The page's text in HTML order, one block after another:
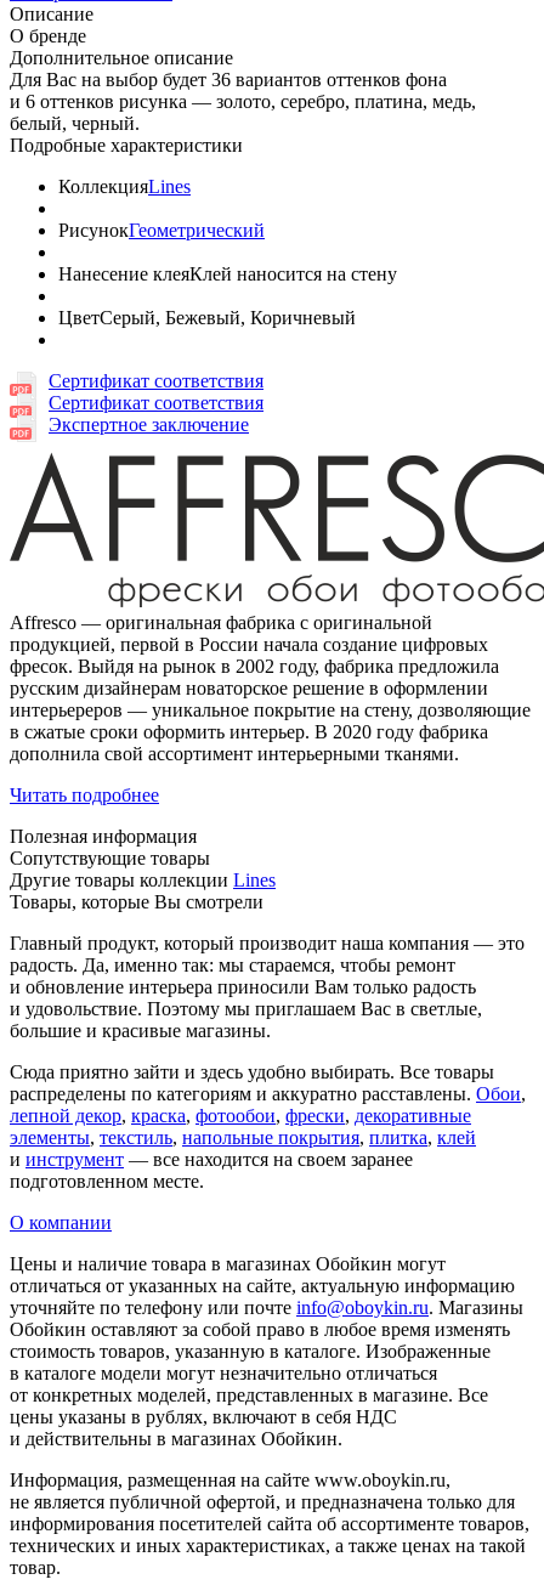
Описание
О бренде
Дополнительное описание
Для Вас на выбор будет 36 вариантов оттенков фона
и 6 оттенков рисунка — золото, серебро, платина, медь,
белый, черный.
Подробные характеристики
КоллекцияLines
РисунокГеометрический
Нанесение клеяКлей наносится на стену
ЦветСерый, Бежевый, Коричневый
Сертификат соответствия
Сертификат соответствия
Экспертное заключение
Affresco — оригинальная фабрика с оригинальной
продукцией, первой в России начала создание цифровых
фресок. Выйдя на рынок в 2002 году, фабрика предложила
русским дизайнерам новаторское решение в оформлении
интерьереров — уникальное покрытие на стену, дозволяющие
в сжатые сроки оформить интерьер. В 2020 году фабрика
дополнила свой ассортимент интерьерными тканями.
Читать подробнее
Полезная информация
Сопутствующие товары
Другие товары коллекции Lines
Товары, которые Вы смотрели
Главный продукт, который производит наша компания — это
радость. Да, именно так: мы стараемся, чтобы ремонт
и обновление интерьера приносили Вам только радость
и удовольствие. Поэтому мы приглашаем Вас в светлые,
большие и красивые магазины.
Сюда приятно зайти и здесь удобно выбирать. Все товары
распределены по категориям и аккуратно расставлены. Обои,
лепной декор, краска, фотообои, фрески, декоративные
элементы, текстиль, напольные покрытия, плитка, клей
и инструмент — все находится на своем заранее
подготовленном месте.
О компании
Цены и наличие товара в магазинах Обойкин могут
отличаться от указанных на сайте, актуальную информацию
уточняйте по телефону или почте info@oboykin.ru. Магазины
Обойкин оставляют за собой право в любое время изменять
стоимость товаров, указанную в каталоге. Изображенные
в каталоге модели могут незначительно отличаться
от конкретных моделей, представленных в магазине. Все
цены указаны в рублях, включают в себя НДС
и действительны в магазинах Обойкин.
Информация, размещенная на сайте www.oboykin.ru,
не является публичной офертой, и предназначена только для
информирования посетителей сайта об ассортименте товаров,
технических и иных характеристиках, а также ценах на такой
товар.